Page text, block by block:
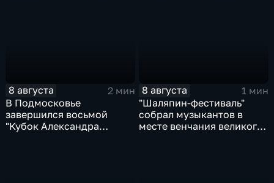
8 августа
2 мин
В Подмосковье
завершился восьмой
"Кубок Александра
8 августа
1 мин
"Шаляпин‑фестиваль"
собрал музыкантов в
месте венчания великого